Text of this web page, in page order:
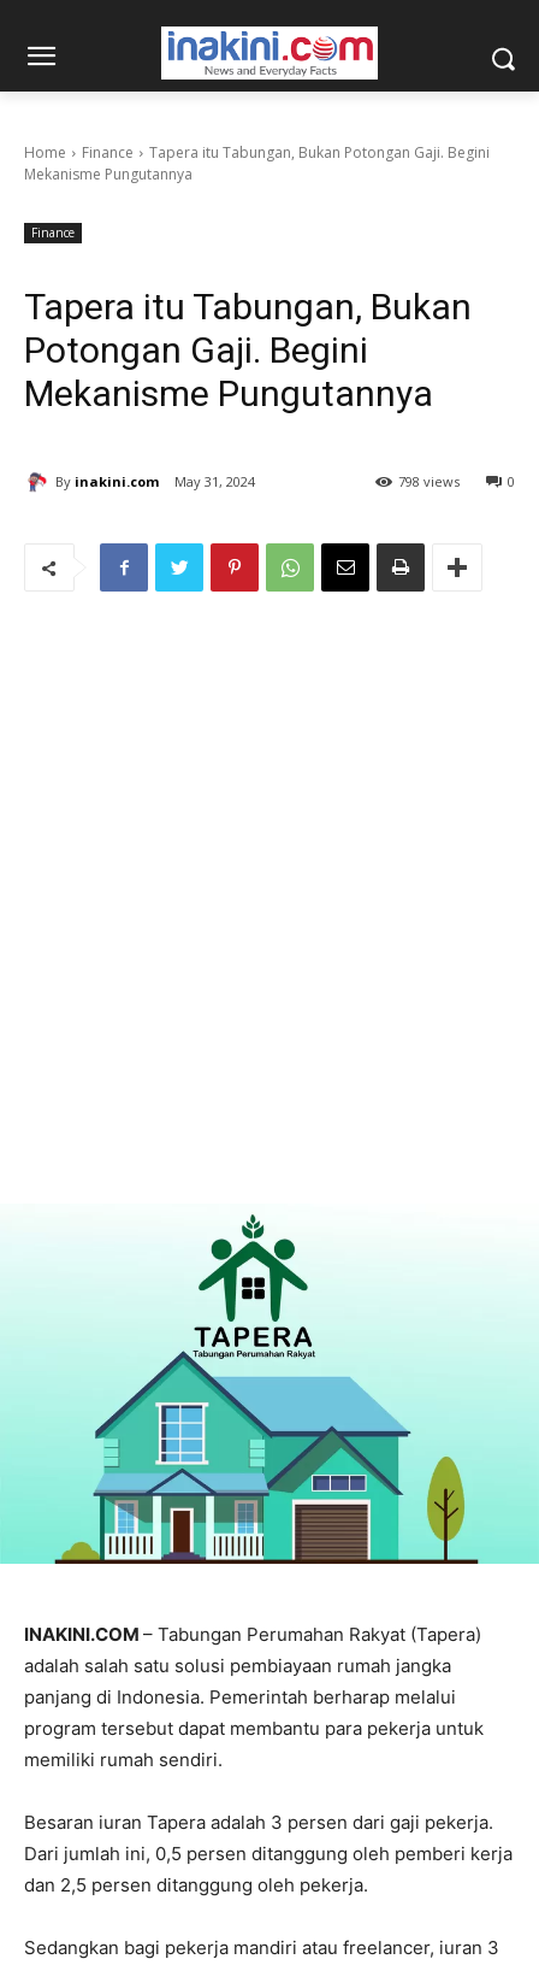
Home Finance
Tapera itu Tabungan, Bukan Potongan Gaji. Begini
Mekanisme Pungutannya
Finance
Tapera itu Tabungan, Bukan
Potongan Gaji. Begini
Mekanisme Pungutannya
By inakini.com May 31, 2024 0
798 views
INAKINI.COM – Tabungan Perumahan Rakyat (Tapera)
adalah salah satu solusi pembiayaan rumah jangka
panjang di Indonesia. Pemerintah berharap melalui
program tersebut dapat membantu para pekerja untuk
memiliki rumah sendiri.
Besaran iuran Tapera adalah 3 persen dari gaji pekerja.
Dari jumlah ini, 0,5 persen ditanggung oleh pemberi kerja
dan 2,5 persen ditanggung oleh pekerja.
Sedangkan bagi pekerja mandiri atau freelancer, iuran 3